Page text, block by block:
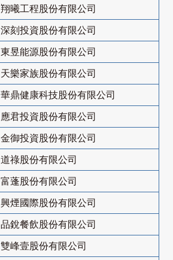
翔曦工程股份有限公司
深刻投資股份有限公司
東昱能源股份有限公司
天樂家族股份有限公司
華鼎健康科技股份有限公司
應君投資股份有限公司
金御投資股份有限公司
道祿股份有限公司
富蓬股份有限公司
興煙國際股份有限公司
品銳餐飲股份有限公司
雙峰壹股份有限公司